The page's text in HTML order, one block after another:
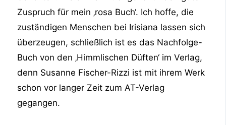
Zuspruch für mein ‚rosa Buch‘. Ich hoffe, die
zuständigen Menschen bei Irisiana lassen sich
überzeugen, schließlich ist es das Nachfolge-
Buch von den ‚Himmlischen Düften‘ im Verlag,
denn Susanne Fischer-Rizzi ist mit ihrem Werk
schon vor langer Zeit zum AT-Verlag
gegangen.